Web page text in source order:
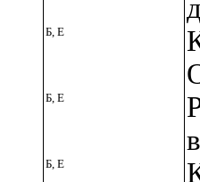
Б, Е
Б, Е
Б, Е